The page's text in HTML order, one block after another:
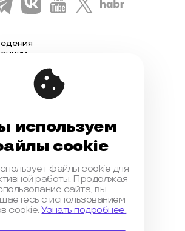
персональных данных
персональных данных
с Автором
конференции
используем
cookie
файлы cookie для
работы. Продолжая
сайта, вы
с использованием
cookie.Узнать подробнее.